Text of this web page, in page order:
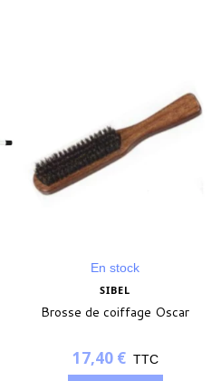
En stock
SIBEL
Brosse de coiffage Oscar
17,40 € TTC